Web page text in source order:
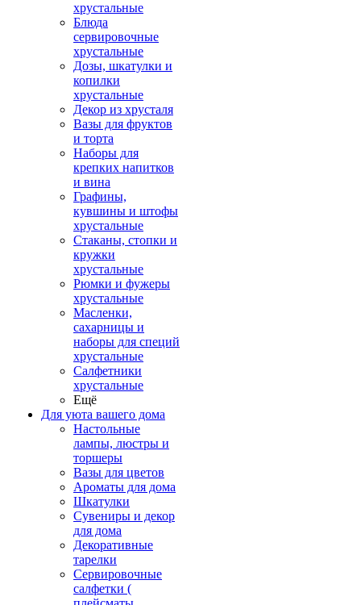
хрустальные
Блюда
сервировочные
хрустальные
Дозы, шкатулки и
копилки
хрустальные
Декор из хрусталя
Вазы для фруктов
и торта
Наборы для
крепких напитков
и вина
Графины,
кувшины и штофы
хрустальные
Стаканы, стопки и
кружки
хрустальные
Рюмки и фужеры
хрустальные
Масленки,
сахарницы и
наборы для специй
хрустальные
Салфетники
хрустальные
Ещё
Для уюта вашего дома
Настольные
лампы, люстры и
торшеры
Вазы для цветов
Ароматы для дома
Шкатулки
Сувениры и декор
для дома
Декоративные
тарелки
Сервировочные
салфетки (